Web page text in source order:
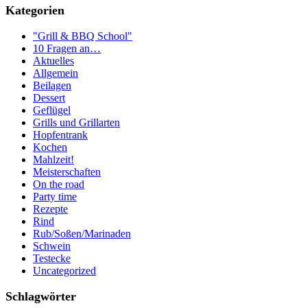
Kategorien
"Grill & BBQ School"
10 Fragen an…
Aktuelles
Allgemein
Beilagen
Dessert
Geflügel
Grills und Grillarten
Hopfentrank
Kochen
Mahlzeit!
Meisterschaften
On the road
Party time
Rezepte
Rind
Rub/Soßen/Marinaden
Schwein
Testecke
Uncategorized
Schlagwörter